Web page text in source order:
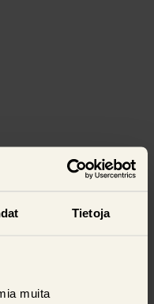
Tietoja
muita